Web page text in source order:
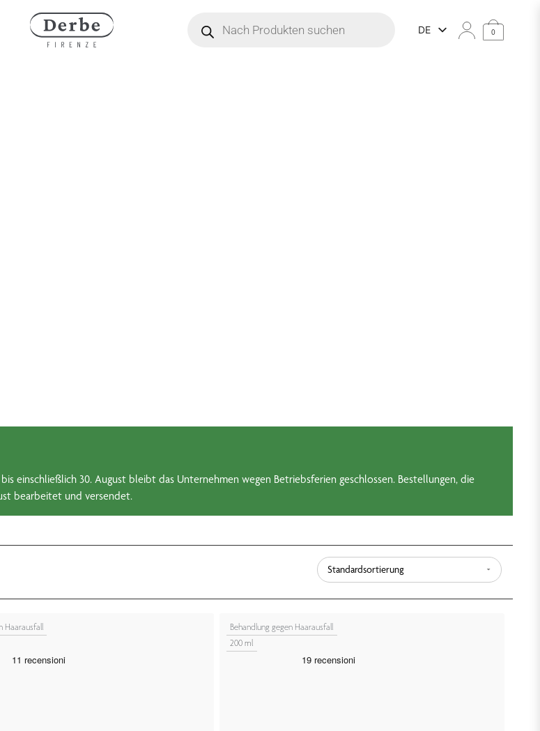
DE 0
einschließlich 30. August bleibt das Unternehmen wegen Betriebsferien geschlossen. Bestellungen, die
bearbeitet und versendet.
Haarausfall
Behandlung gegen Haarausfall
200 ml